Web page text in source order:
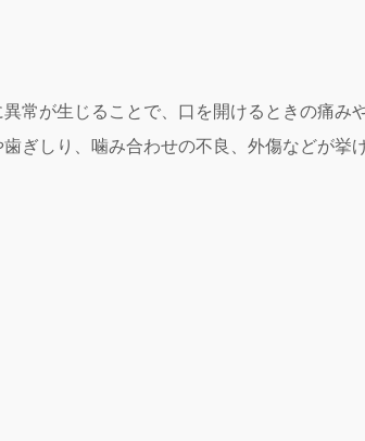
常が生じることで、口を開けるときの痛
ぎしり、噛み合わせの不良、外傷などが